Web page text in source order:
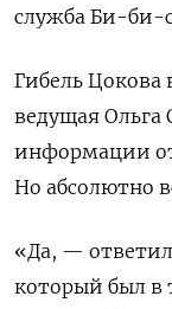
служба Би-би-
Гибель Цокова
ведущая
информации
Но абсолютно
«Да, —
который был в